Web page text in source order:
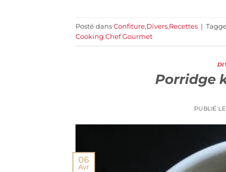
Posté dans Confiture,Divers,Recettes |
Cooking Chef Gourmet
Porridge
PUBLIÉ
06
Avr